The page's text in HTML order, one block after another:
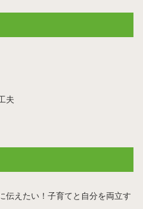
夫
伝えたい！子育てと自分を両立す